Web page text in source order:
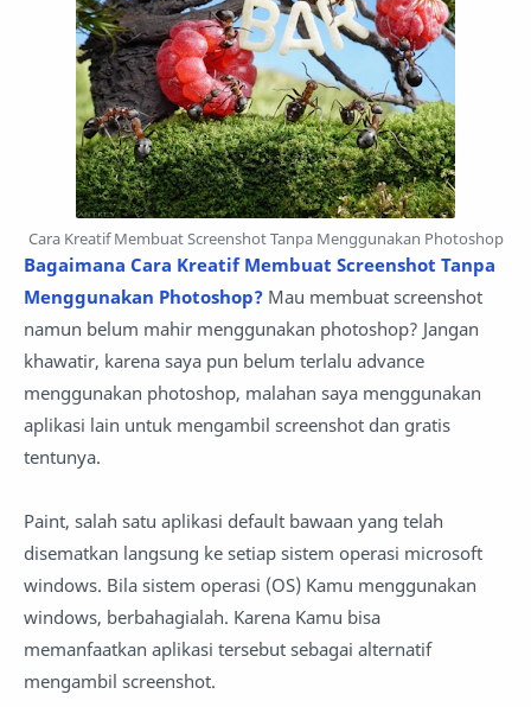
Cara Kreatif Membuat Screenshot Tanpa Menggunakan Photoshop
Bagaimana Cara Kreatif Membuat Screenshot Tanpa
Menggunakan Photoshop? Mau membuat screenshot
namun belum mahir menggunakan photoshop? Jangan
khawatir, karena saya pun belum terlalu advance
menggunakan photoshop, malahan saya menggunakan
aplikasi lain untuk mengambil screenshot dan gratis
tentunya.
Paint, salah satu aplikasi default bawaan yang telah
disematkan langsung ke setiap sistem operasi microsoft
windows. Bila sistem operasi (OS) Kamu menggunakan
windows, berbahagialah. Karena Kamu bisa
memanfaatkan aplikasi tersebut sebagai alternatif
mengambil screenshot.